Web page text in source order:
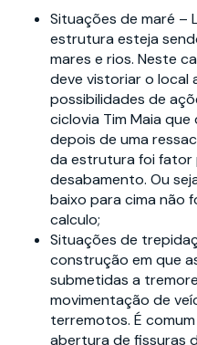
Situações de maré –
estrutura esteja
mares e rios. Neste
deve vistoriar o local
possibilidades de
ciclovia Tim Maia
depois de uma
da estrutura foi fator
desabamento. Ou
baixo para cima não
calculo;
Situações de
construção em que
submetidas a
movimentação de
terremotos. É
abertura de fissuras